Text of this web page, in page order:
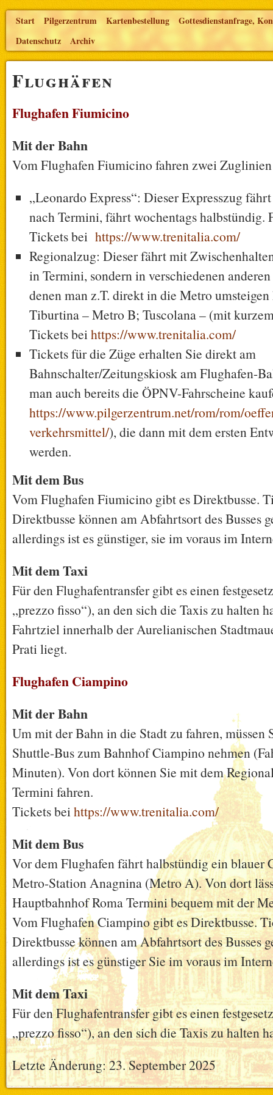
Start Pilgerzentrum Kartenbestellung
Gottesdienstanfrage,
Datenschutz
Archiv
Flughäfen
Flughafen Fiumicino
Mit der Bahn
Vom Flughafen Fiumicino fahren zwei
„Leonardo Express“: Dieser Expresszug
nach Termini, fährt wochentags halbstündig.
Tickets bei https://www.trenitalia.com/
Regionalzug: Dieser fährt mit
in Termini, sondern in verschiedenen
denen man z.T. direkt in die Metro
Tiburtina – Metro B; Tuscolana – (mit
Tickets beihttps://www.trenitalia.com/
Tickets für die Züge erhalten Sie direkt am
Bahnschalter/Zeitungskiosk am Flughafen-
man auch bereits die ÖPNV-Fahrscheine
https://www.pilgerzentrum.net/rom/rom/
verkehrsmittel/), die dann mit dem ersten
werden.
Mit dem Bus
Vom Flughafen Fiumicino gibt es Direktbusse.
Direktbusse können am Abfahrtsort des Busses
allerdings ist es günstiger, sie im voraus im
Mit dem Taxi
Für den Flughafentransfer gibt es einen
„prezzo fisso“), an den sich die Taxis zu halten
Fahrtziel innerhalb der Aurelianischen
Prati liegt.
Flughafen Ciampino
Mit der Bahn
Um mit der Bahn in die Stadt zu fahren, müssen
Shuttle-Bus zum Bahnhof Ciampino nehmen
Minuten). Von dort können Sie mit dem
Termini fahren.
Tickets beihttps://www.trenitalia.com/
Mit dem Bus
Vor dem Flughafen fährt halbstündig ein blauer
Metro-Station Anagnina (Metro A). Von dort
Hauptbahnhof Roma Termini bequem mit der
Vom Flughafen Ciampino gibt es Direktbusse.
Direktbusse können am Abfahrtsort des Busses
allerdings ist es günstiger Sie im voraus im
Mit dem Taxi
Für den Flughafentransfer gibt es einen
„prezzo fisso“), an den sich die Taxis zu halten
Letzte Änderung: 23. September 2025